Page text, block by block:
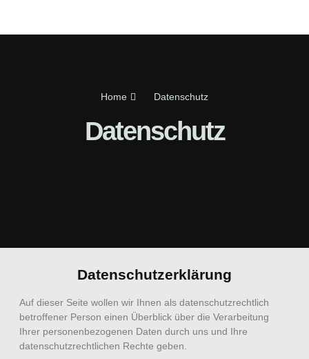
Home Datenschutz
Datenschutz
Datenschutzerklärung
Auf dieser Seite wollen wir Ihnen als datenschutzrechtlich
betroffener Person einen Überblick über die Verarbeitung
Ihrer personenbezogenen Daten durch uns und Ihre
datenschutzrechtlichen Rechte geben.